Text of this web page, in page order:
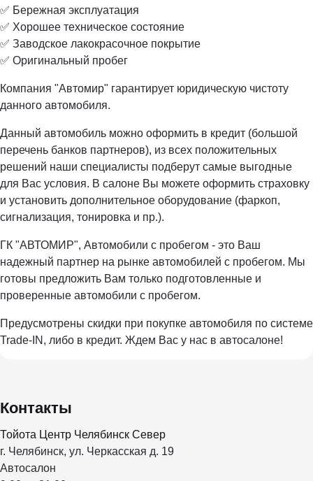
✅ Бережная эксплуатация
✅ Хорошее техническое состояние
✅ Заводское лакокрасочное покрытие
✅ Оригинальный пробег
Компания "Автомир" гарантирует юридическую чистоту
данного автомобиля.
Данный автомобиль можно оформить в кредит (большой
перечень банков партнеров), из всех положительных
решений наши специалисты подберут самые выгодные
для Вас условия. В салоне Вы можете оформить страховку
и установить дополнительное оборудование (фаркоп,
сигнализация, тонировка и пр.).
ГК "АВТОМИР", Автомобили с пробегом - это Ваш
надежный партнер на рынке автомобилей с пробегом. Мы
готовы предложить Вам только подготовленные и
проверенные автомобили с пробегом.
Предусмотрены скидки при покупке автомобиля по системе
Trade-IN, либо в кредит. Ждем Вас у нас в автосалоне!
Контакты
Тойота Центр Челябинск Север
г. Челябинск, ул. Черкасская д. 19
Автосалон